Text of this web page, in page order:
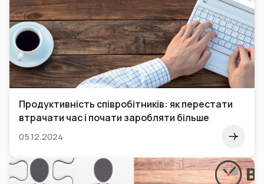
Продуктивність співробітників: як перестати
втрачати час і почати заробляти більше
05.12.2024